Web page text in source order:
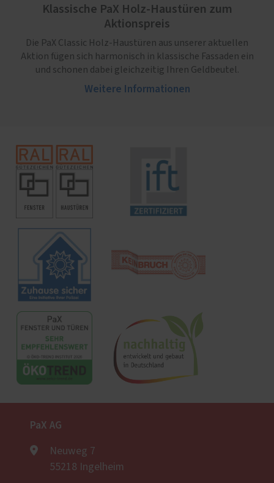
Klassische PaX Holz-Haustüren zum
Aktionspreis
Die PaX Classic Holz-Haustüren aus unserer aktuellen
Aktion fügen sich harmonisch in klassische Fassaden ein
und schonen dabei gleichzeitig Ihren Geldbeutel.
Weitere Informationen
PaX AG
Neuweg 7
55218 Ingelheim